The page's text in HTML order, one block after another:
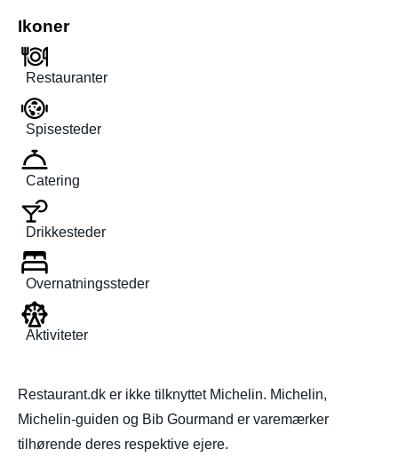
Ikoner
Restauranter
Spisesteder
Catering
Drikkesteder
Overnatningssteder
Aktiviteter
Restaurant.dk er ikke tilknyttet Michelin. Michelin,
Michelin-guiden og Bib Gourmand er varemærker
tilhørende deres respektive ejere.